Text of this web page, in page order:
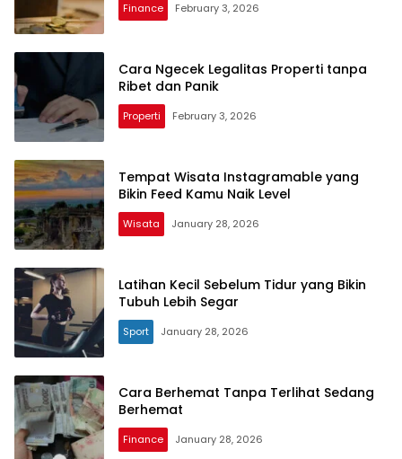
Finance February 3, 2026
Cara Ngecek Legalitas Properti tanpa
Ribet dan Panik
Properti February 3, 2026
Tempat Wisata Instagramable yang
Bikin Feed Kamu Naik Level
Wisata January 28, 2026
Warta
Metro
Latihan Kecil Sebelum Tidur yang Bikin
Tubuh Lebih Segar
Sport January 28, 2026
Cara Berhemat Tanpa Terlihat Sedang
Berhemat
Finance January 28, 2026